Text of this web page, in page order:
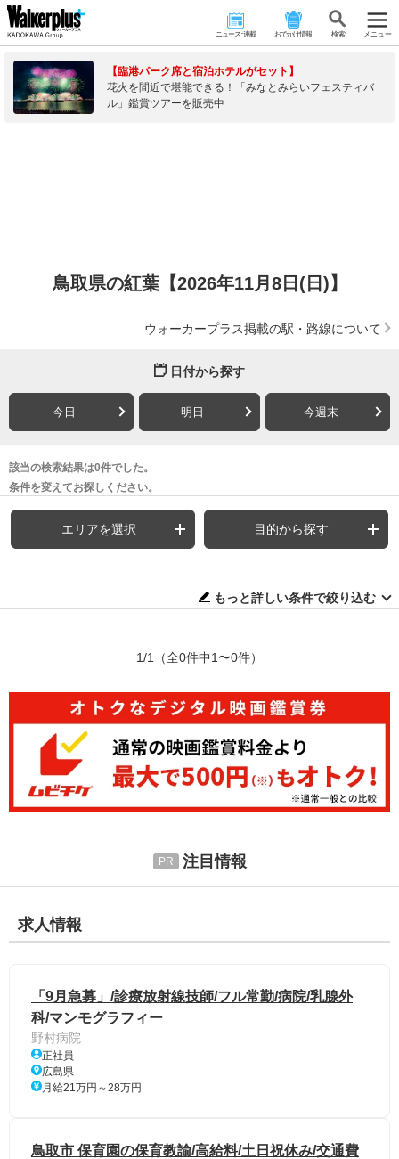
ニュース･連載 おでかけ情報 検 索 メニュー
【臨港パーク席と宿泊ホテルがセット】
花火を間近で堪能できる！「みなとみらいフェスティバ
ル」鑑賞ツアーを販売中
鳥取県の紅葉【2026年11月8日(日)】
ウォーカープラス掲載の駅・路線について
日付から探す
今日 明日 今週末
該当の検索結果は0件でした。
条件を変えてお探しください。
エリアを選択 目的から探す
もっと詳しい条件で絞り込む
1/1 （全0件中1〜0件）
注目情報
求人情報
「9月急募」/診療放射線技師/フル常勤/病院/乳腺外
科/マンモグラフィー
野村病院
正社員
広島県
月給21万円～28万円
鳥取市 保育園の保育教諭/高給料/土日祝休み/交通費